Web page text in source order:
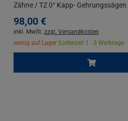
Zähne / TZ 0° Kapp- Gehrungssägen
98,00 €
inkl. MwSt. zzgl. Versandkosten
wenig auf Lager | Lieferzeit 1 - 3 Werktage